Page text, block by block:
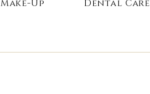
Make-Up Dental Care